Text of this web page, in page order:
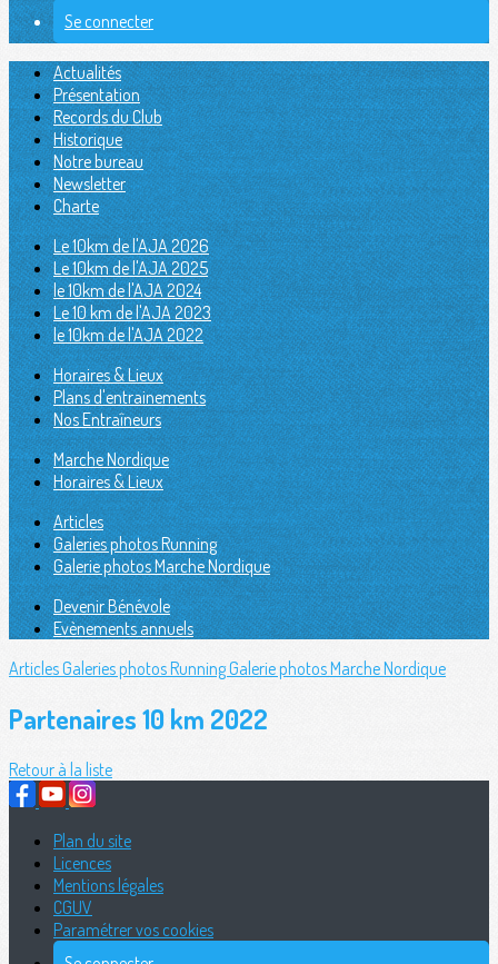
Se connecter
Actualités
Présentation
Records du Club
Historique
Notre bureau
Newsletter
Charte
Le 10km de l'AJA 2026
Le 10km de l'AJA 2025
le 10km de l'AJA 2024
Le 10 km de l'AJA 2023
le 10km de l'AJA 2022
Horaires & Lieux
Plans d'entrainements
Nos Entraîneurs
Marche Nordique
Horaires & Lieux
Articles
Galeries photos Running
Galerie photos Marche Nordique
Devenir Bénévole
Evènements annuels
ArticlesGaleries photos RunningGalerie photos Marche Nordique
Partenaires 10 km 2022
Retour à la liste
Plan du site
Licences
Mentions légales
CGUV
Paramétrer vos cookies